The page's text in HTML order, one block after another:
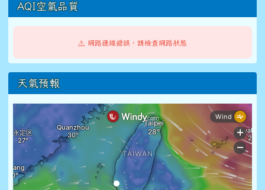
AQI空氣品質
⚠️ 網路連線錯誤，請檢查網路狀態
天氣預報